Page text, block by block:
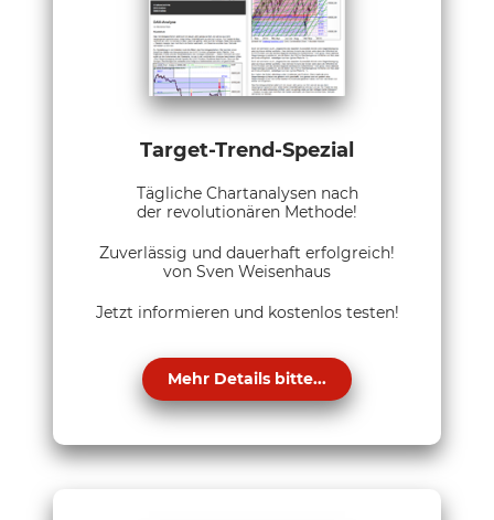
Target-Trend-Spezial
Tägliche Chartanalysen nach
der revolutionären Methode!
Zuverlässig und dauerhaft erfolgreich!
von Sven Weisenhaus
Jetzt informieren und kostenlos testen!
Mehr Details bitte...